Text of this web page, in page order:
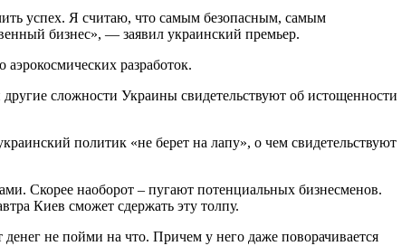
успех. Я считаю, что самым безопасным, самым
бизнес», — заявил украинский премьер.
разработок.
сложности Украины свидетельствуют об истощенности
политик «не берет на лапу», о чем свидетельствуют
Скорее наоборот – пугают потенциальных бизнесменов.
Киев сможет сдержать эту толпу.
не пойми на что. Причем у него даже поворачивается